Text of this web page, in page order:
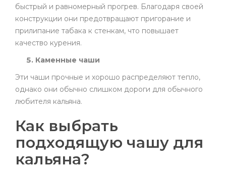
быстрый и равномерный прогрев. Благодаря своей
конструкции они предотвращают пригорание и
прилипание табака к стенкам, что повышает
качество курения.
Каменные чаши
Эти чаши прочные и хорошо распределяют тепло,
однако они обычно слишком дороги для обычного
любителя кальяна.
Как выбрать
подходящую чашу для
кальяна?